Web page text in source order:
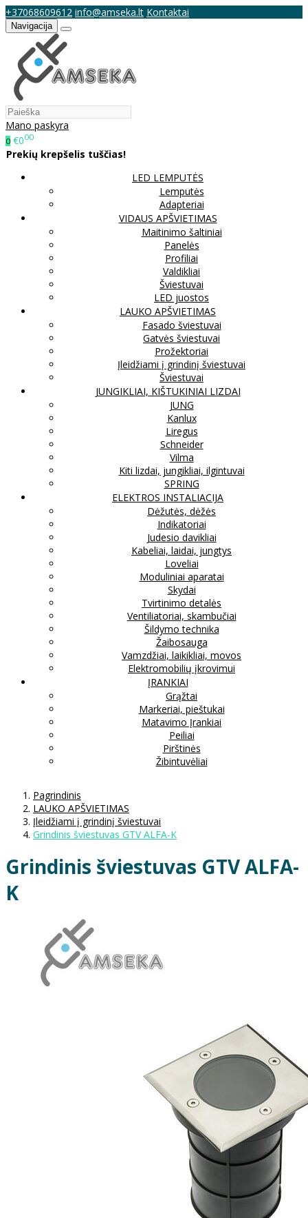
+37068609612 info@amseka.lt Kontaktai
Navigacija
Mano paskyra
0 €000
Prekių krepšelis tuščias!
LED LEMPUTĖS
Lemputės
Adapteriai
VIDAUS APŠVIETIMAS
Maitinimo šaltiniai
Panelės
Profiliai
Valdikliai
Šviestuvai
LED juostos
LAUKO APŠVIETIMAS
Fasado šviestuvai
Gatvės šviestuvai
Prožektoriai
Įleidžiami į grindinį šviestuvai
Šviestuvai
JUNGIKLIAI, KIŠTUKINIAI LIZDAI
JUNG
Kanlux
Liregus
Schneider
Vilma
Kiti lizdai, jungikliai, ilgintuvai
SPRING
ELEKTROS INSTALIACIJA
Dėžutės, dėžės
Indikatoriai
Judesio davikliai
Kabeliai, laidai, jungtys
Loveliai
Moduliniai aparatai
Skydai
Tvirtinimo detalės
Ventiliatoriai, skambučiai
Šildymo technika
Žaibosauga
Vamzdžiai, laikikliai, movos
Elektromobilių įkrovimui
ĮRANKIAI
Grąžtai
Markeriai, pieštukai
Matavimo Įrankiai
Peiliai
Pirštinės
Žibintuvėliai
Pagrindinis
LAUKO APŠVIETIMAS
Įleidžiami į grindinį šviestuvai
Grindinis šviestuvas GTV ALFA-K
Grindinis šviestuvas GTV ALFA-
K